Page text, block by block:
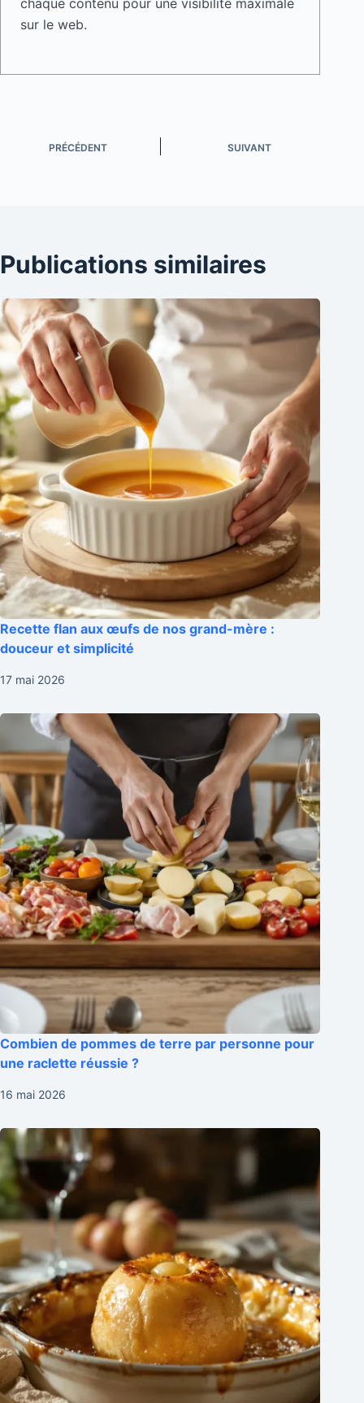
sur le web.
PRÉCÉDENT SUIVANT
Publications similaires
Recette flan aux œufs de nos grand-mère :
douceur et simplicité
17 mai 2026
Combien de pommes de terre par personne pour
une raclette réussie ?
16 mai 2026